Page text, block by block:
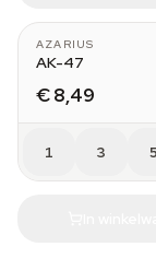
AZARIUS
AK-47
€ 8,49
1 3 5